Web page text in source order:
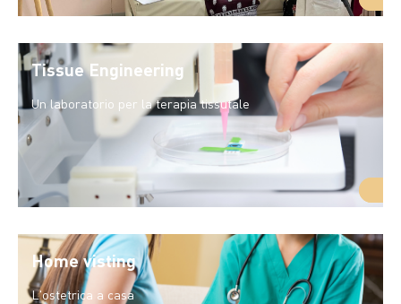
Tissue Engineering
Un laboratorio per la terapia tissutale
Home visting
L'ostetrica a casa